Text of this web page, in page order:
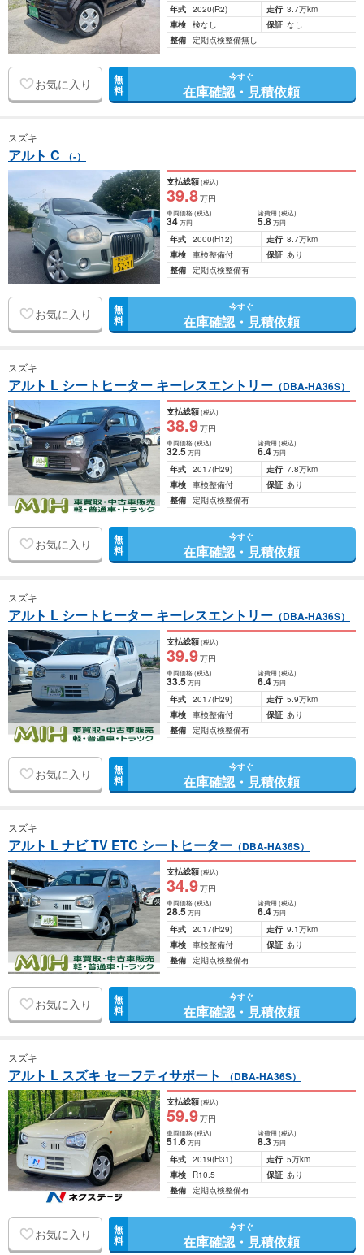
年式 2020(R2) 走行 3.7万km
車検 検なし 保証 なし
整備 定期点検整備無し
お気に入り 無
料
今すぐ
在庫確認・見積依頼
スズキ
アルト C （-）
支払総額(税込)
39.8万円
車両価格(税込)
34万円
諸費用 (税込)
5.8 万円
年式 2000(H12) 走行 8.7万km
車検 車検整備付 保証 あり
整備 定期点検整備有
お気に入り 無
料
今すぐ
在庫確認・見積依頼
スズキ
アルト L シートヒーター キーレスエントリー （DBA-HA36S）
支払総額(税込)
38.9万円
車両価格(税込)
32.5万円
諸費用 (税込)
6.4 万円
年式 2017(H29) 走行 7.8万km
車検 車検整備付 保証 あり
整備 定期点検整備有
お気に入り 無
料
今すぐ
在庫確認・見積依頼
スズキ
アルト L シートヒーター キーレスエントリー （DBA-HA36S）
支払総額(税込)
39.9万円
車両価格(税込)
33.5万円
諸費用 (税込)
6.4 万円
年式 2017(H29) 走行 5.9万km
車検 車検整備付 保証 あり
整備 定期点検整備有
お気に入り 無
料
今すぐ
在庫確認・見積依頼
スズキ
アルト L ナビ TV ETC シートヒーター （DBA-HA36S）
支払総額(税込)
34.9万円
車両価格(税込)
28.5万円
諸費用 (税込)
6.4 万円
年式 2017(H29) 走行 9.1万km
車検 車検整備付 保証 あり
整備 定期点検整備有
お気に入り 無
料
今すぐ
在庫確認・見積依頼
スズキ
アルト L スズキ セーフティサポート （DBA-HA36S）
支払総額(税込)
59.9万円
車両価格(税込)
51.6万円
諸費用 (税込)
8.3 万円
年式 2019(H31) 走行 5万km
車検
R10.5 保証 あり
整備 定期点検整備有
お気に入り 無
料
今すぐ
在庫確認・見積依頼